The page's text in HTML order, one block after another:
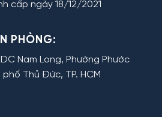
cấp ngày 18/12/2021
PHÒNG:
Nam Long, Phường Phước
phố Thủ Đức, TP. HCM